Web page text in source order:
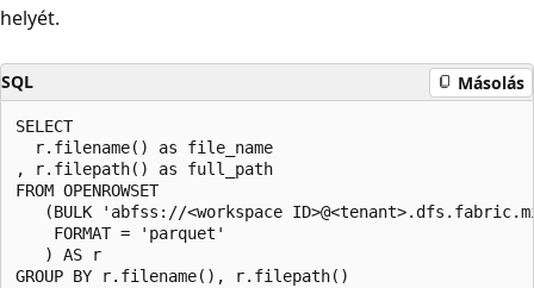
helyét.
SQL Másolás
SELECT
  r.filename() as file_name
, r.filepath() as full_path
FROM OPENROWSET
(BULK 'abfss://<workspace
    FORMAT = 'parquet'
   ) AS r
GROUP BY r.filename(), r.filepath()